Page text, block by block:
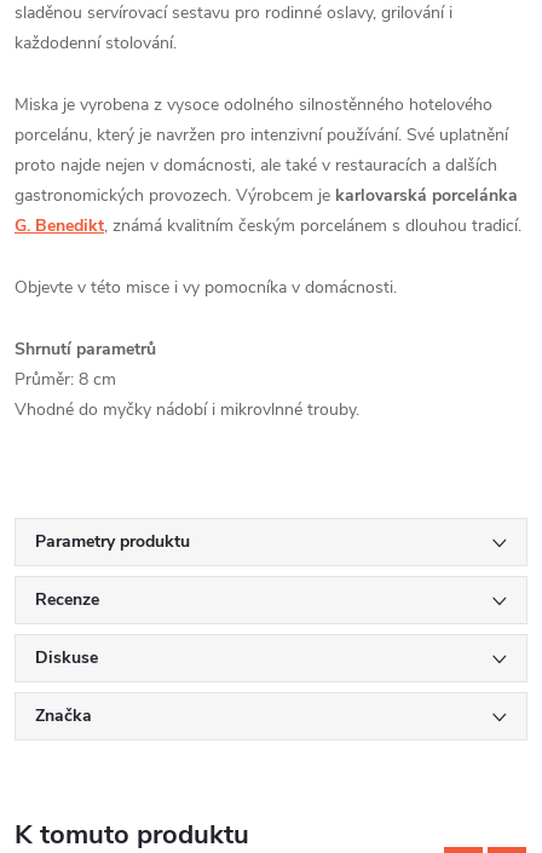
sladěnou servírovací sestavu pro rodinné oslavy, grilování i
každodenní stolování.
Miska je vyrobena z vysoce odolného silnostěnného hotelového
porcelánu, který je navržen pro intenzivní používání. Své uplatnění
proto najde nejen v domácnosti, ale také v restauracích a dalších
gastronomických provozech. Výrobcem je karlovarská porcelánka
G. Benedikt, známá kvalitním českým porcelánem s dlouhou tradicí.
Objevte v této misce i vy pomocníka v domácnosti.
Shrnutí parametrů
Průměr: 8 cm
Vhodné do myčky nádobí i mikrovlnné trouby.
Parametry produktu
Recenze
Diskuse
Značka
K tomuto produktu